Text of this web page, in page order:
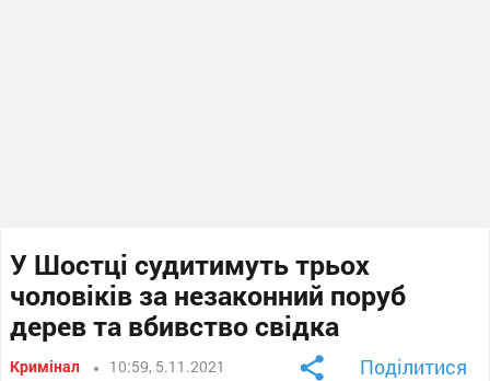
У Шостці судитимуть трьох
чоловіків за незаконний поруб
дерев та вбивство свідка
Кримінал 10:59, 5.11.2021 Поділитися